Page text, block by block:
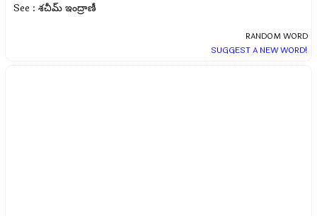
See : శచీమ్ ఇంద్రాణీ
RANDOM WORD
SUGGEST A NEW WORD!